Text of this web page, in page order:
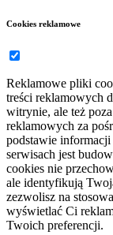
Cookies reklamowe
Reklamowe pliki
treści reklamowych
witrynie, ale też
reklamowych za
podstawie
serwisach jest
cookies nie
ale identyfikują
zezwolisz na
wyświetlać Ci
Twoich preferencji.